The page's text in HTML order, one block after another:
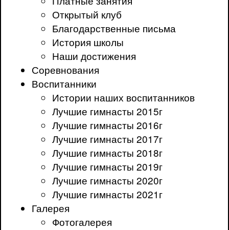
Открытый клуб
Благодарственные письма
История школы
Наши достижения
Соревнования
Воспитанники
Истории наших воспитанников
Лучшие гимнасты 2015г
Лучшие гимнасты 2016г
Лучшие гимнасты 2017г
Лучшие гимнасты 2018г
Лучшие гимнасты 2019г
Лучшие гимнасты 2020г
Лучшие гимнасты 2021г
Галерея
Фотогалерея